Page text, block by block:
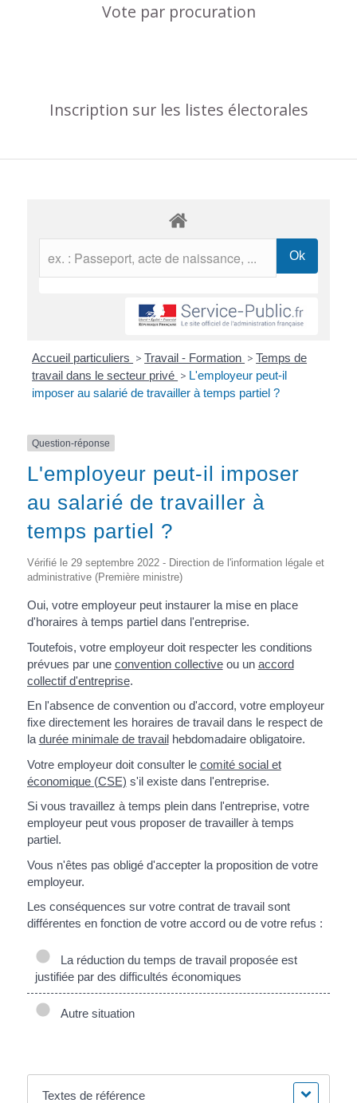
Vote par procuration
Inscription sur les listes électorales
Accueil particuliers > Travail - Formation > Temps de
travail dans le secteur privé > L'employeur peut-il
imposer au salarié de travailler à temps partiel ?
Question-réponse
L'employeur peut-il imposer
au salarié de travailler à
temps partiel ?
Vérifié le 29 septembre 2022 - Direction de l'information légale et
administrative (Première ministre)
Oui, votre employeur peut instaurer la mise en place
d'horaires à temps partiel dans l'entreprise.
Toutefois, votre employeur doit respecter les conditions
prévues par une convention collectiveou un accord
collectif d'entreprise.
En l'absence de convention ou d'accord, votre employeur
fixe directement les horaires de travail dans le respect de
la durée minimale de travailhebdomadaire obligatoire.
Votre employeur doit consulter le comité social et
économique (CSE) s'il existe dans l'entreprise.
Si vous travaillez à temps plein dans l'entreprise, votre
employeur peut vous proposer de travailler à temps
partiel.
Vous n'êtes pas obligé d'accepter la proposition de votre
employeur.
Les conséquences sur votre contrat de travail sont
différentes en fonction de votre accord ou de votre refus :
La réduction du temps de travail proposée est
justifiée par des difficultés économiques
Autre situation
Textes de référence